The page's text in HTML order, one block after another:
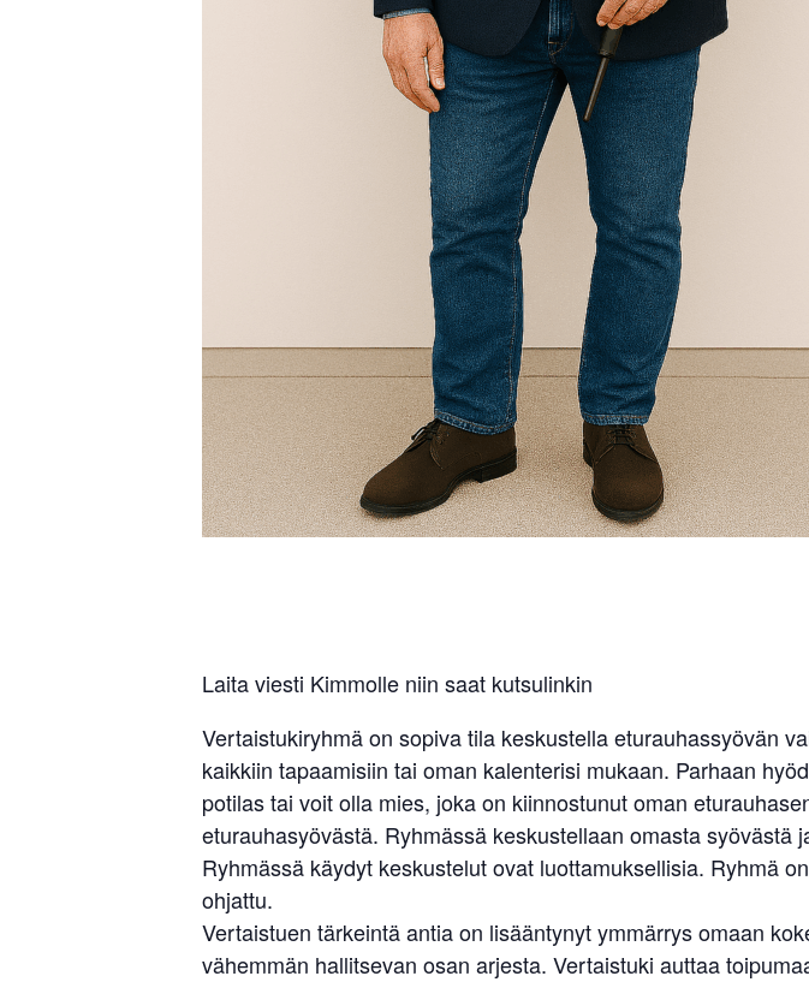
Laita viesti Kimmolle niin saat kutsulinkin
Vertaistukiryhmä on sopiva tila keskustella eturauhassyövän
kaikkiin tapaamisiin tai oman kalenterisi mukaan. Parhaan
potilas tai voit olla mies, joka on kiinnostunut oman
eturauhasyövästä. Ryhmässä keskustellaan omasta
Ryhmässä käydyt keskustelut ovat luottamuksellisia. Ryhmä
ohjattu.
Vertaistuen tärkeintä antia on lisääntynyt ymmärrys omaan
vähemmän hallitsevan osan arjesta. Vertaistuki auttaa